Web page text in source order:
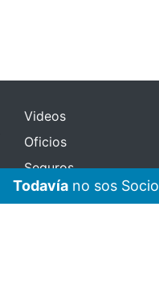
Videos
Oficios
Seguros
Todavíano sos